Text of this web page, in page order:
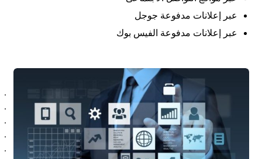
عبر إعلانات مدفوعة جوجل
عبر إعلانات مدفوعة الفيس بوك